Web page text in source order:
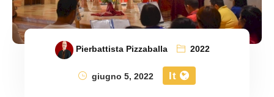
Pierbattista Pizzaballa
2022
giugno 5, 2022
It